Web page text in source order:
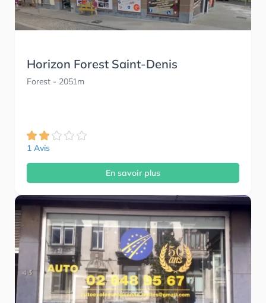
Horizon Forest Saint-Denis
Forest - 2051m
1 Avis
En savoir plus